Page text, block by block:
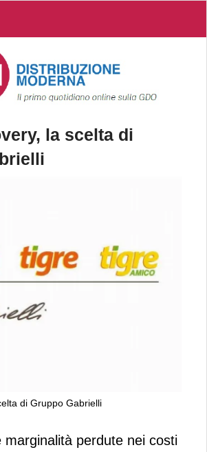
la scelta di
di Gruppo Gabrielli
la scelta di Gruppo
marginalità perdute nei costi